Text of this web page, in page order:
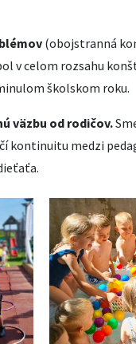
(obojstranná
v celom rozsahu
školskom roku.
väzbu od rodičov.
kontinuitu medzi